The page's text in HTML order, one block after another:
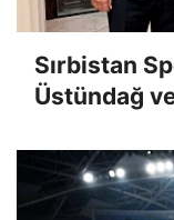
Sırbistan
Üstündağ